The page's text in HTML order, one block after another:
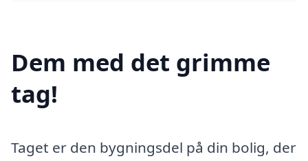
Dem med det grimme
tag!
Taget er den bygningsdel på din bolig, der